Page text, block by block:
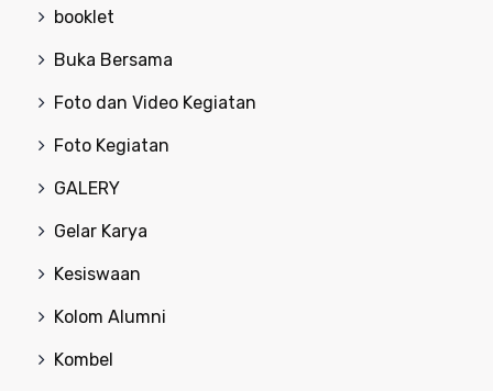
booklet
Buka Bersama
Foto dan Video Kegiatan
Foto Kegiatan
GALERY
Gelar Karya
Kesiswaan
Kolom Alumni
Kombel